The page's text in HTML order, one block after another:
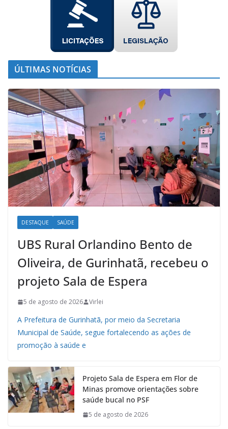
ÚLTIMAS NOTÍCIAS
DESTAQUE SAÚDE
UBS Rural Orlandino Bento de
Oliveira, de Gurinhatã, recebeu o
projeto Sala de Espera
5 de agosto de 2026 Virlei
A Prefeitura de Gurinhatã, por meio da Secretaria
Municipal de Saúde, segue fortalecendo as ações de
promoção à saúde e
Projeto Sala de Espera em Flor de
Minas promove orientações sobre
saúde bucal no PSF
5 de agosto de 2026